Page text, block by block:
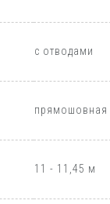
с отводами
прямошовная
11 - 11,45 м